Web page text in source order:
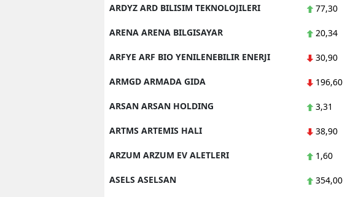
ARDYZ ARD BILISIM TEKNOLOJILERI 77,30
ARENA ARENA BILGISAYAR 20,34
ARFYE ARF BIO YENILENEBILIR ENERJI 30,90
ARMGD ARMADA GIDA 196,60
ARSAN ARSAN HOLDING 3,31
ARTMS ARTEMIS HALI 38,90
ARZUM ARZUM EV ALETLERI 1,60
ASELS ASELSAN 354,00